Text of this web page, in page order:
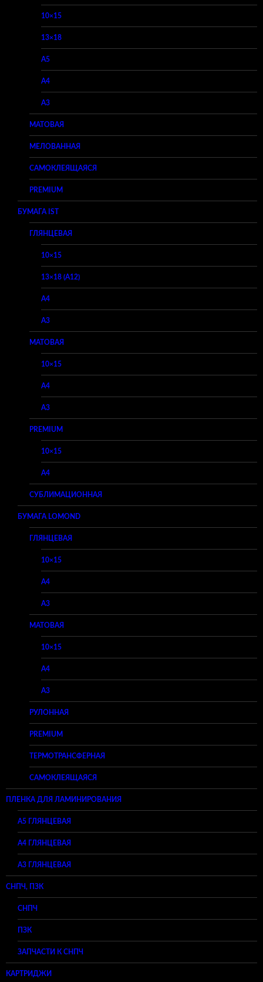
10×15
13×18
A5
A4
A3
МАТОВАЯ
МЕЛОВАННАЯ
САМОКЛЕЯЩАЯСЯ
PREMIUM
БУМАГА IST
ГЛЯНЦЕВАЯ
10×15
13×18 (A12)
A4
A3
МАТОВАЯ
10×15
A4
A3
PREMIUM
10×15
A4
СУБЛИМАЦИОННАЯ
БУМАГА LOMOND
ГЛЯНЦЕВАЯ
10×15
A4
A3
МАТОВАЯ
10×15
A4
A3
РУЛОННАЯ
PREMIUM
ТЕРМОТРАНСФЕРНАЯ
САМОКЛЕЯЩАЯСЯ
ПЛЕНКА ДЛЯ ЛАМИНИРОВАНИЯ
A5 ГЛЯНЦЕВАЯ
А4 ГЛЯНЦЕВАЯ
A3 ГЛЯНЦЕВАЯ
СНПЧ, ПЗК
СНПЧ
ПЗК
ЗАПЧАСТИ К СНПЧ
КАРТРИДЖИ